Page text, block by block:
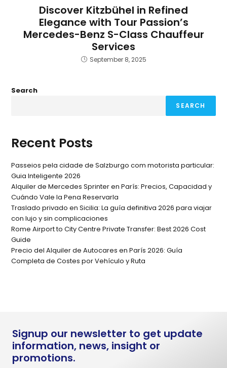
Discover Kitzbühel in Refined
Elegance with Tour Passion’s
Mercedes-Benz S-Class Chauffeur
Services
September 8, 2025
Search
SEARCH
Recent Posts
Passeios pela cidade de Salzburgo com motorista particular:
Guia Inteligente 2026
Alquiler de Mercedes Sprinter en París: Precios, Capacidad y
Cuándo Vale la Pena Reservarla
Traslado privado en Sicilia: La guía definitiva 2026 para viajar
con lujo y sin complicaciones
Rome Airport to City Centre Private Transfer: Best 2026 Cost
Guide
Precio del Alquiler de Autocares en París 2026: Guía
Completa de Costes por Vehículo y Ruta
Signup our newsletter to get update
information, news, insight or
promotions.